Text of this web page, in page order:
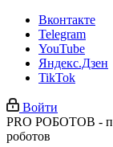
Вконтакте
Telegram
YouTube
Яндекс.Дзен
TikTok
Войти
PRO РОБОТОВ -
роботов